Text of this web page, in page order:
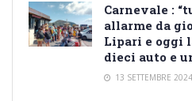
Carnevale :
allarme da
Lipari e oggi
dieci auto e
13 SETTEMBRE 2024